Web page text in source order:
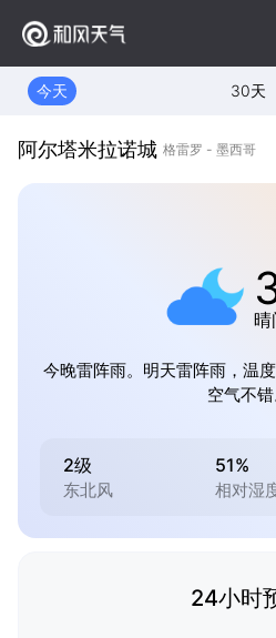
今天 30天
阿尔塔米拉诺城 格雷罗 - 墨西哥
晴
今晚雷阵雨。明天雷阵雨，温
空气不错
2级
东北风
51%
相对湿
24小时